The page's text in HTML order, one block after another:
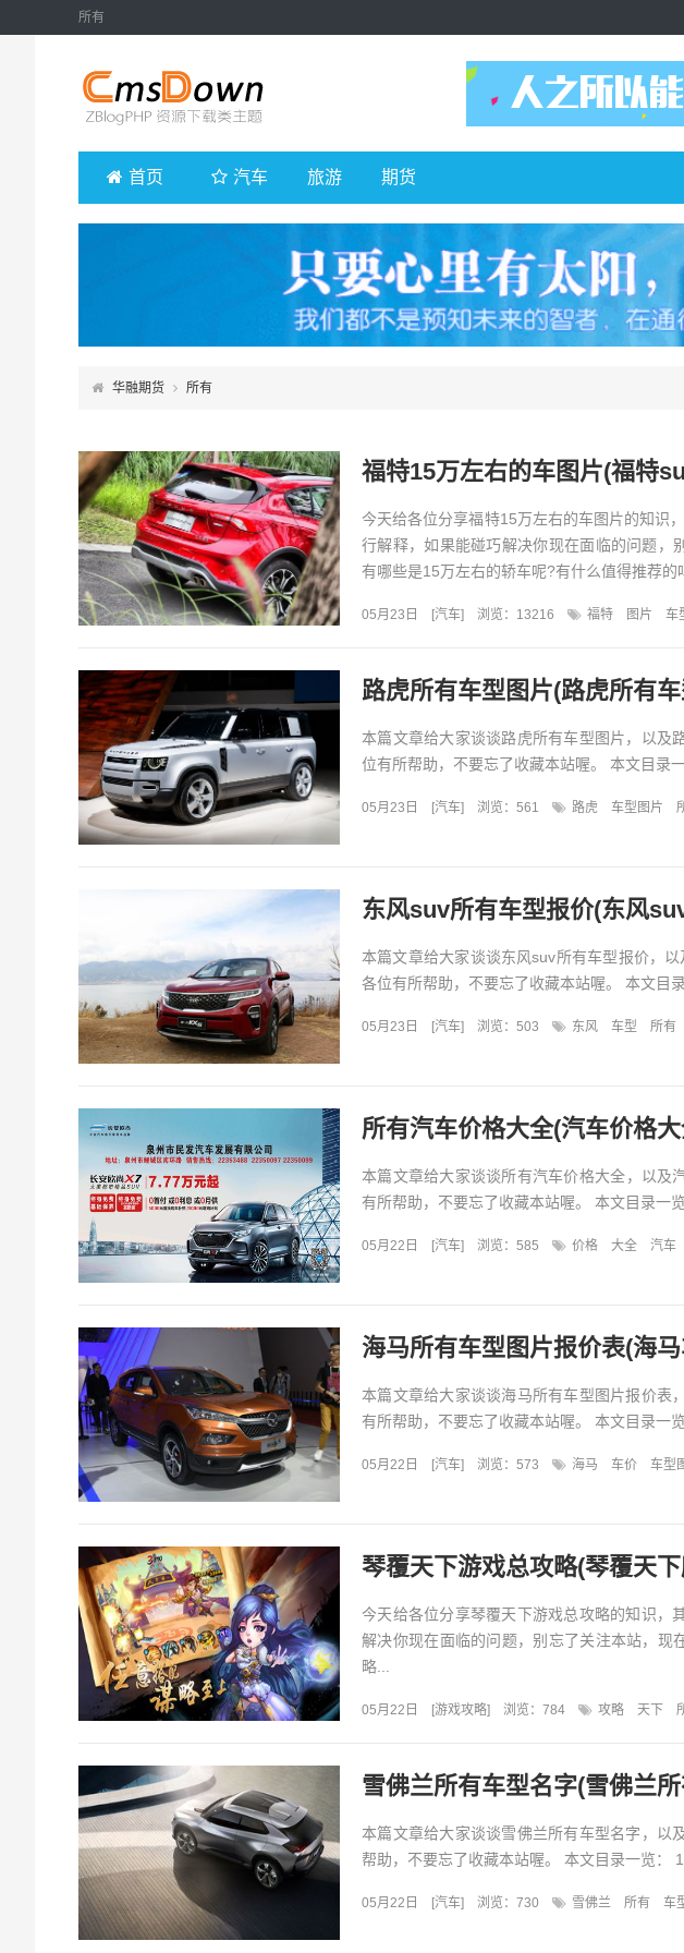
所有
首页 汽车 旅游 期货
华融期货 所有
福特15万左右的车图片(福特
今天给各位分享福特15万左右的车图片的知识
行解释，如果能碰巧解决你现在面临的问题，
有哪些是15万左右的轿车呢?有什么值得推荐的
05月23日 [汽车] 浏览：13216 福特 图片 车
路虎所有车型图片(路虎所有
本篇文章给大家谈谈路虎所有车型图片，以及
位有所帮助，不要忘了收藏本站喔。 本文目录
05月23日 [汽车] 浏览：561 路虎 车型图片
东风suv所有车型报价(东风
本篇文章给大家谈谈东风suv所有车型报价，
各位有所帮助，不要忘了收藏本站喔。 本文目
05月23日 [汽车] 浏览：503 东风 车型 所有
所有汽车价格大全(汽车价格
本篇文章给大家谈谈所有汽车价格大全，以及
有所帮助，不要忘了收藏本站喔。 本文目录一
05月22日 [汽车] 浏览：585 价格 大全 汽车
海马所有车型图片报价表(海
本篇文章给大家谈谈海马所有车型图片报价表
有所帮助，不要忘了收藏本站喔。 本文目录一
05月22日 [汽车] 浏览：573 海马 车价 车型
琴覆天下游戏总攻略(琴覆天
今天给各位分享琴覆天下游戏总攻略的知识，
解决你现在面临的问题，别忘了关注本站，现
略...
05月22日 [游戏攻略] 浏览：784 攻略 天下
雪佛兰所有车型名字(雪佛兰
本篇文章给大家谈谈雪佛兰所有车型名字，以
帮助，不要忘了收藏本站喔。 本文目录一览：
05月22日 [汽车] 浏览：730 雪佛兰 所有 车